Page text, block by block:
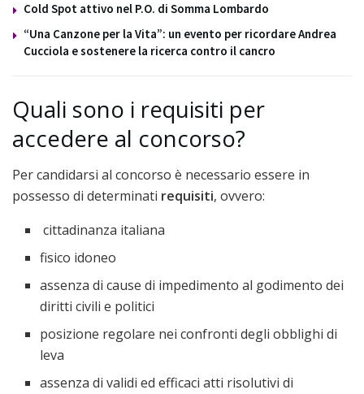
Cold Spot attivo nel P.O. di Somma Lombardo
“Una Canzone per la Vita”: un evento per ricordare Andrea
Cucciola e sostenere la ricerca contro il cancro
Quali sono i requisiti per
accedere al concorso?
Per candidarsi al concorso è necessario essere in
possesso di determinati requisiti, ovvero:
cittadinanza italiana
fisico idoneo
assenza di cause di impedimento al godimento dei
diritti civili e politici
posizione regolare nei confronti degli obblighi di
leva
assenza di validi ed efficaci atti risolutivi di